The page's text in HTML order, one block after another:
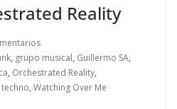
Reality
, grupo musical, Guillermo SA,
, Orchestrated Reality,
techno, Watching Over Me